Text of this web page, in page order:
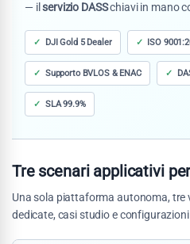
— ilservizio DASSchiavi in mano
DJI Gold 5 Dealer ISO
Supporto BVLOS & ENAC
SLA 99.9%
Tre scenari applicativi
Una sola piattaforma autonoma, tre
dedicate, casi studio e